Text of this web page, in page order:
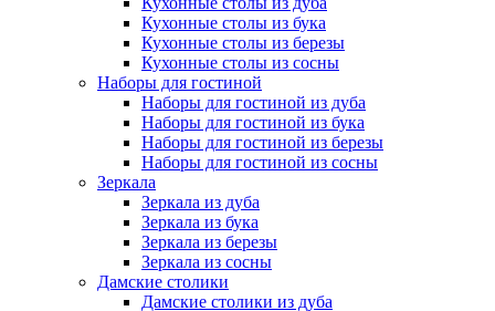
Кухонные столы из бука
Кухонные столы из березы
Кухонные столы из сосны
Наборы для гостиной
Наборы для гостиной из дуба
Наборы для гостиной из бука
Наборы для гостиной из березы
Наборы для гостиной из сосны
Зеркала
Зеркала из дуба
Зеркала из бука
Зеркала из березы
Зеркала из сосны
Дамские столики
Дамские столики из дуба